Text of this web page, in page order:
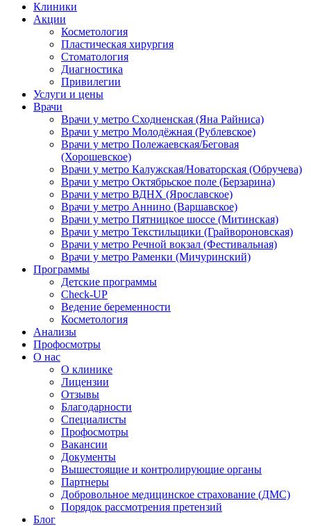
Клиники
Акции
Косметология
Пластическая хирургия
Стоматология
Диагностика
Привилегии
Услуги и цены
Врачи
Врачи у метро Сходненская (Яна Райниса)
Врачи у метро Молодёжная (Рублевское)
Врачи у метро Полежаевская/Беговая
(Хорошевское)
Врачи у метро Калужская/Новаторская (Обручева)
Врачи у метро Октябрьское поле (Берзарина)
Врачи у метро ВДНХ (Ярославское)
Врачи у метро Аннино (Варшавское)
Врачи у метро Пятницкое шоссе (Митинская)
Врачи у метро Текстильщики (Грайвороновская)
Врачи у метро Речной вокзал (Фестивальная)
Врачи у метро Раменки (Мичуринский)
Программы
Детские программы
Check-UP
Ведение беременности
Косметология
Анализы
Профосмотры
О нас
О клинике
Лицензии
Отзывы
Благодарности
Специалисты
Профосмотры
Вакансии
Документы
Вышестоящие и контролирующие органы
Партнеры
Добровольное медицинское страхование (ДМС)
Порядок рассмотрения претензий
Блог